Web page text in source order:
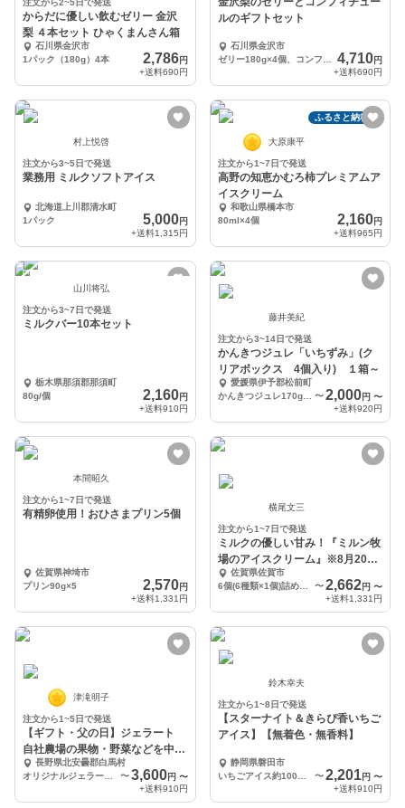
注文から2~5日で発送
からだに優しい飲むゼリー 金沢
梨 ４本セット ひゃくまんさん箱
石川県金沢市
1パック（180g）4本
2,786円
+送料690円
ルのギフトセット
石川県金沢市
4,710円
+送料690円
村上悦啓
注文から3~5日で発送
業務用 ミルクソフトアイス
北海道上川郡清水町
1パック
5,000円
+送料1,315円
ふるさと納税可
大原康平
注文から1~7日で発送
高野の知恵かむろ柿プレミアムア
イスクリーム
和歌山県橋本市
80ml×4個
2,160円
+送料965円
山川将弘
注文から3~7日で発送
ミルクバー10本セット
栃木県那須郡那須町
80g/個
2,160円
+送料910円
藤井美紀
注文から3~14日で発送
かんきつジュレ「いちずみ」(ク
リアボックス 4個入り) １箱～
愛媛県伊予郡松前町
かんきつジュレ170g×4個(クリアボックス入り)
〜2,000円 〜
+送料920円
本間昭久
注文から1~7日で発送
有精卵使用！おひさまプリン5個
佐賀県神埼市
プリン90g×5
2,570円
+送料1,331円
横尾文三
注文から1~7日で発送
ミルクの優しい甘み！『ミルン牧
場のアイスクリーム』※8月20日
製造分から出荷
佐賀県佐賀市
6個(6種類×1個)詰め合わせ
〜2,662円 〜
+送料1,331円
津滝明子
注文から1~5日で発送
【ギフト・父の日】ジェラート
自社農場の果物・野菜などを中心
に【おまかせセット】
長野県北安曇郡白馬村
〜 3,600円 〜
+送料910円
鈴木幸夫
注文から1~8日で発送
【スターナイト＆きらぴ香いちご
アイス】【無着色・無香料】
静岡県磐田市
〜2,201円 〜
+送料910円